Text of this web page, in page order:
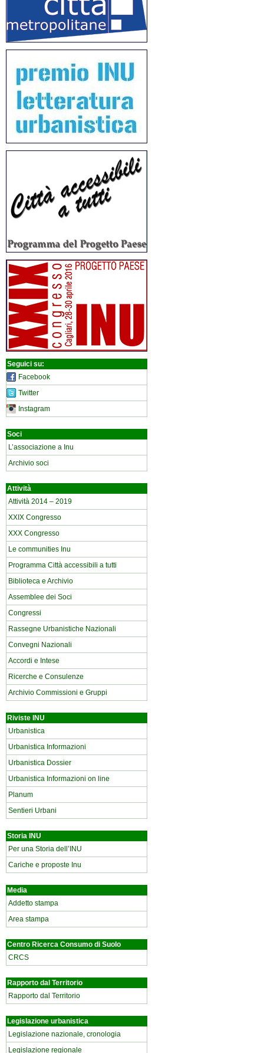
Seguici su:
Facebook
Twitter
Instagram
Soci
L’associazione a Inu
Archivio soci
Attività
Attività 2014 – 2019
XXIX Congresso
XXX Congresso
Le communities Inu
Programma Città accessibili a tutti
Biblioteca e Archivio
Assemblee dei Soci
Congressi
Rassegne Urbanistiche Nazionali
Convegni Nazionali
Accordi e Intese
Ricerche e Consulenze
Archivio Commissioni e Gruppi
Riviste INU
Urbanistica
Urbanistica Informazioni
Urbanistica Dossier
Urbanistica Informazioni on line
Planum
Sentieri Urbani
Storia INU
Per una Storia dell’INU
Cariche e proposte Inu
Media
Addetto stampa
Area stampa
Centro Ricerca Consumo di Suolo
CRCS
Rapporto dal Territorio
Rapporto dal Territorio
Legislazione urbanistica
Legislazione nazionale, cronologia
Legislazione regionale